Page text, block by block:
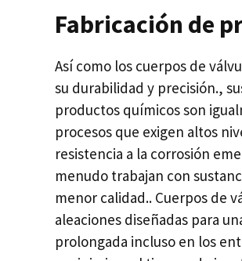
Fabricación de
Así como los cuerpos de
su durabilidad y precisión.,
productos químicos son
procesos que exigen altos
resistencia a la corrosión
menudo trabajan con
menor calidad.. Cuerpos de
aleaciones diseñadas para
prolongada incluso en los